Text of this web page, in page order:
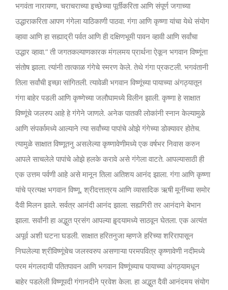
भगवंता नारायणा, चराचराच्या इच्छेच्या पूर्तीकरिता आणि संपूर्ण जगाच्या
उद्धाराकरिता आपण गंगेला याठिकाणी पाठवा. गंगा आणि कृष्णा यांचा येथे संयोग
व्हावा आणि हा सह्याद्री पर्वत आणि ही दक्षिणभूमी पावन व्हावी आणि सर्वांचा
उद्धार व्हावा.” ती जगतकल्याणकारक मंगलमय प्रार्थना ऐकून भगवान विष्णूंना
संतोष झाला. त्यांनी तात्काळ गंगेचे स्मरण केले. तेथे गंगा प्रकटली. भगवंतानी
तिला सर्वांची इच्छा सांगितली. त्यावेळी भगवान विष्णूंच्या पायाच्या अंगठ्यातून
गंगा बाहेर पडली आणि कृष्णेच्या जलौघामध्ये विलीन झाली. कृष्णा हे साक्षात
विष्णूंचे जलरुप आहे हे गंगेने जाणले. अनेक पातकी लोकांनी स्नान केल्यामुळे
आणि संपर्कामध्ये आल्याने त्या सर्वांच्या पापांचे ओझे गंगेच्या डोक्यावर होतेच.
त्यामुळे साक्षात विष्णूतनु असलेल्या कृष्णावेणीमध्ये एक वर्षभर निवास करुन
आपले साचलेले पापांचे ओझे हलके करावे असे गंगेला वाटते. आपल्यासाठी ही
एक उत्तम पर्वणी आहे असे मानून तिला अतिशय आनंद झाला. गंगा आणि कृष्णा
यांचे प्रत्यक्ष भगवान विष्णू, श्रीदत्तात्रय आणि व्यासादिक ऋषी मूनींच्या समोर
दैवी मिलन झाले. सर्वत्र आनंदी आनंद झाला. सह्यगिरी तर आनंदाने बेभान
झाला. सर्वांनी हा अद्भुत प्रसंग आपल्या हॄदयामध्ये साठवून घेतला. एक अत्यंत
अपूर्व अशी घटना घडली. साक्षात हरितनुजा म्हणजे हरिच्या शरिरापासून
निघलेल्या श्रीविष्णूंचेच जलस्वरुप असणाऱ्या परमपवित्र कृष्णावेणी नदीमध्ये
परम मंगलदायी पतितपावन आणि भगवान विष्णूंच्याच पायाच्या अंगठ्यामधून
बाहेर पडलेली विष्णूपदी गंगानदीने प्रवेश केला. हा अद्भुत दैवी आनंदमय संयोग